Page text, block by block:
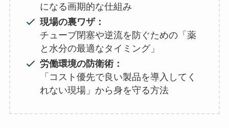
になる画期的な仕組み
現場の裏ワザ：
チューブ閉塞や逆流を防ぐための「薬
と水分の最適なタイミング」
労働環境の防衛術：
「コスト優先で良い製品を導入してく
れない現場」から身を守る方法